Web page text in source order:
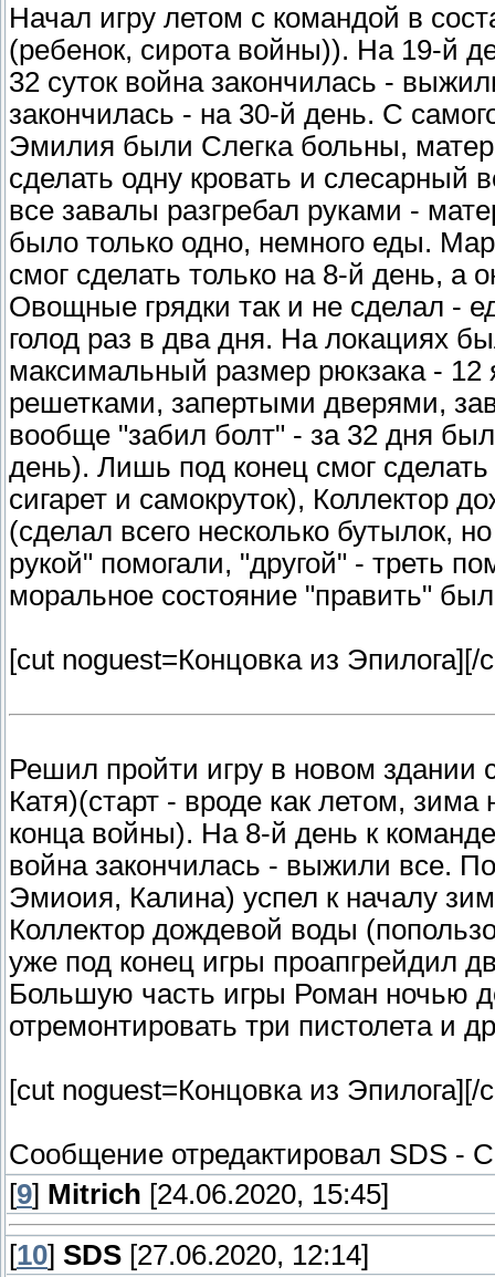
Начал игру летом с командой в
(ребенок, сирота войны)). На 19-й
32 суток война закончилась -
закончилась - на 30-й день. С
Эмилия были Слегка больны,
сделать одну кровать и слесарный
все завалы разгребал руками -
было только одно, немного еды.
смог сделать только на 8-й день, а
Овощные грядки так и не сделал -
голод раз в два дня. На локациях
максимальный размер рюкзака -
решетками, запертыми дверями,
вообще "забил болт" - за 32 дня
день). Лишь под конец смог
сигарет и самокруток), Коллектор
(сделал всего несколько бутылок,
рукой" помогали, "другой" - треть
моральное состояние "править"
[cut noguest=Концовка из Эпилога][/
Решил пройти игру в новом здании
Катя)(старт - вроде как летом,
конца войны). На 8-й день к
война закончилась - выжили все.
Эмиоия, Калина) успел к началу
Коллектор дождевой воды
уже под конец игры проапгрейдил
Большую часть игры Роман ночью
отремонтировать три пистолета и
[cut noguest=Концовка из Эпилога] [/
Сообщение отредактировал SDS -
[9] Mitrich [24.06.2020, 15:45]
[10] SDS [27.06.2020, 12:14]